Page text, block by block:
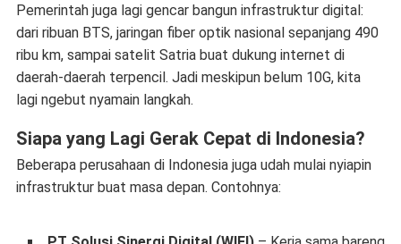
Pemerintah juga lagi gencar bangun infrastruktur digital:
dari ribuan BTS, jaringan fiber optik nasional sepanjang 490
ribu km, sampai satelit Satria buat dukung internet di
daerah-daerah terpencil. Jadi meskipun belum 10G, kita
lagi ngebut nyamain langkah.
Siapa yang Lagi Gerak Cepat di Indonesia?
Beberapa perusahaan di Indonesia juga udah mulai nyiapin
infrastruktur buat masa depan. Contohnya: